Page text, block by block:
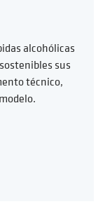
alcohólicas
sus
técnico,